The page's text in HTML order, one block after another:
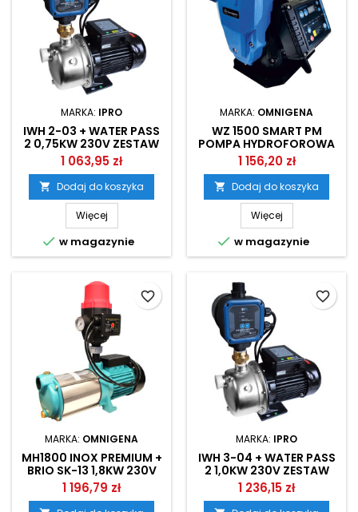
MARKA: IPRO
IWH 2-03 + WATER PASS
2 0,75KW 230V ZESTAW
HYDROFOROWY IPRO
1 063,95 zł
 Dodaj do koszyka
Więcej
 w magazynie
MARKA: OMNIGENA
WZ 1500 SMART PM
POMPA HYDROFOROWA
Z FALOWNIKIEM
OMNIGENA
1 156,20 zł
 Dodaj do koszyka
Więcej
 w magazynie
MARKA: OMNIGENA
MH1800 INOX PREMIUM +
BRIO SK-13 1,8KW 230V
ZESTAW HYDROFOROWY
OMNIGENA
1 196,79 zł
favorite_border
MARKA: IPRO
IWH 3-04 + WATER PASS
2 1,0KW 230V ZESTAW
HYDROFOROWY IPRO
1 236,15 zł
favorite_border